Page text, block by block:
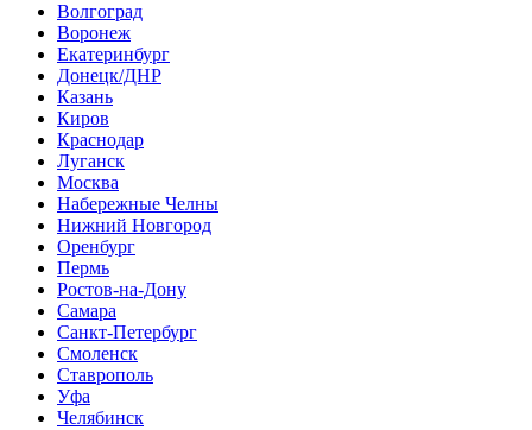
Волгоград
Воронеж
Екатеринбург
Донецк/ДНР
Казань
Киров
Краснодар
Луганск
Москва
Набережные Челны
Нижний Новгород
Оренбург
Пермь
Ростов-на-Дону
Самара
Санкт-Петербург
Смоленск
Ставрополь
Уфа
Челябинск